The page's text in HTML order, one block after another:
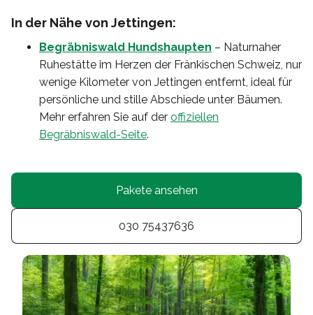
In der Nähe von Jettingen:
Begräbniswald Hundshaupten – Naturnaher
Ruhestätte im Herzen der Fränkischen Schweiz, nur
wenige Kilometer von Jettingen entfernt, ideal für
persönliche und stille Abschiede unter Bäumen.
Mehr erfahren Sie auf der offiziellen
Begräbniswald-Seite.
Pakete ansehen
030 75437636